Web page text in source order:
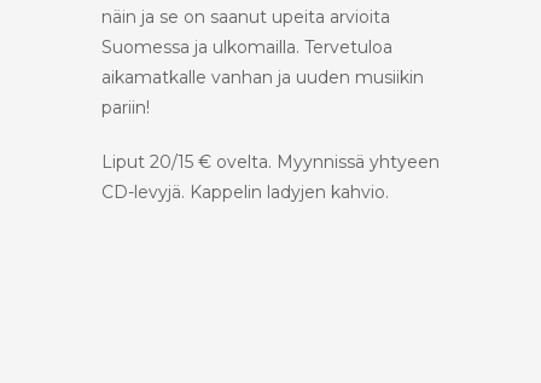
näin ja se on saanut upeita arvioita
Suomessa ja ulkomailla. Tervetuloa
aikamatkalle vanhan ja uuden musiikin
pariin!
Liput 20/15 € ovelta. Myynnissä yhtyeen
CD-levyjä. Kappelin ladyjen kahvio.